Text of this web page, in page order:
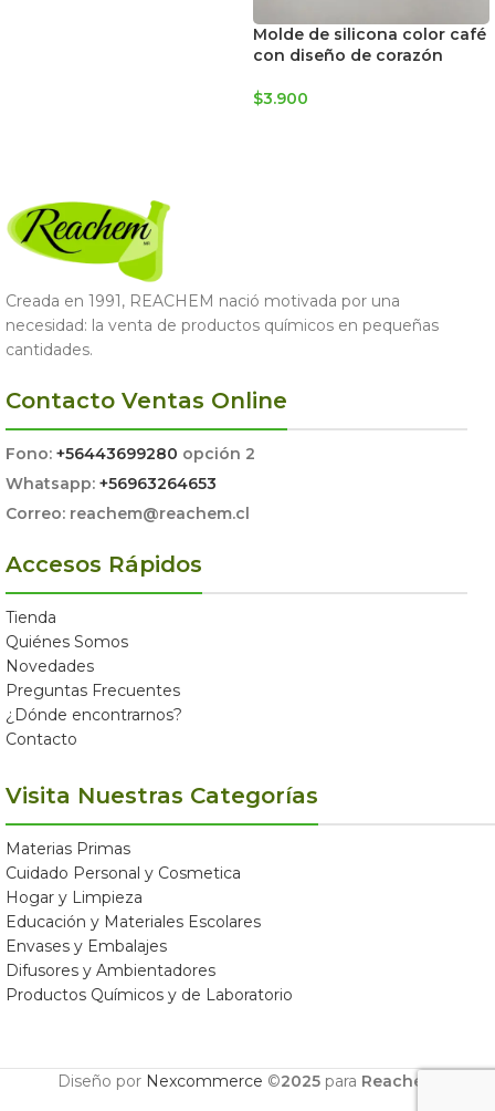
Molde de silicona color café
con diseño de corazón
$3.900
Creada en 1991, REACHEM nació motivada por una
necesidad: la venta de productos químicos en pequeñas
cantidades.
Contacto Ventas Online
Fono: +56443699280 opción 2
Whatsapp: +56963264653
Correo: reachem@reachem.cl
Accesos Rápidos
Tienda
Quiénes Somos
Novedades
Preguntas Frecuentes
¿Dónde encontrarnos?
Contacto
Visita Nuestras Categorías
Materias Primas
Cuidado Personal y Cosmetica
Hogar y Limpieza
Educación y Materiales Escolares
Envases y Embalajes
Difusores y Ambientadores
Productos Químicos y de Laboratorio
Diseño por Nexcommerce ©2025para Reachem